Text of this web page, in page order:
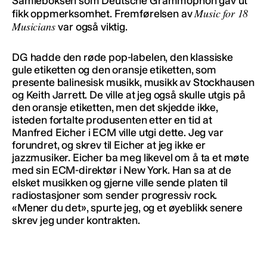
fikk oppmerksomhet. Fremførelsen avMusic for 18
Musiciansvar også viktig.
DG hadde den røde pop-labelen, den klassiske
gule etiketten og den oransje etiketten, som
presente balinesisk musikk, musikk av Stockhausen
og Keith Jarrett. De ville at jeg også skulle utgis på
den oransje etiketten, men det skjedde ikke,
isteden fortalte produsenten etter en tid at
Manfred Eicher i ECM ville utgi dette. Jeg var
forundret, og skrev til Eicher at jeg ikke er
jazzmusiker. Eicher ba meg likevel om å ta et møte
med sin ECM-direktør i New York. Han sa at de
elsket musikken og gjerne ville sende platen til
radiostasjoner som sender progressiv rock.
«Mener du det», spurte jeg, og et øyeblikk senere
skrev jeg under kontrakten.